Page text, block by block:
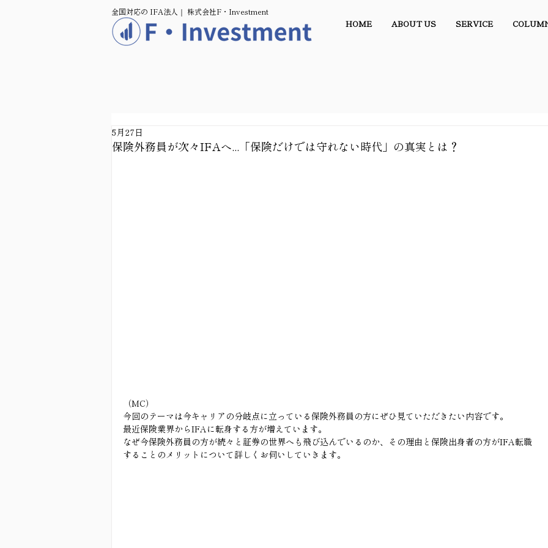
全国対応の IFA法人｜ 株式会社F・Investment
HOME ABOUT US SERVICE
保険外務員が次々IFAへ...「保険だけでは守れない時代」の真実とは？
5月27日
（MC）
今回のテーマは今キャリアの分岐点に立っている保険外務員の方にぜひ見ていただきたい内容です。
最近保険業界からIFAに転身する方が増えています。
なぜ今保険外務員の方が続々と証券の世界へも飛び込んでいるのか、その理由と保険出身者の方がIFA転職
することのメリットについて詳しくお伺いしていきます。